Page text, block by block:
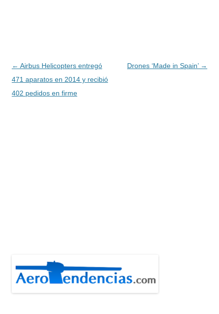
Navegación
de
entradas
← Airbus Helicopters entregó
471 aparatos en 2014 y recibió
402 pedidos en firme
Drones ‘Made in Spain’ →